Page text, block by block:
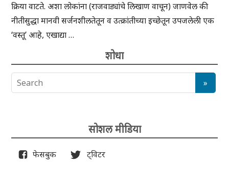
क्रिया वाटते. अशा लोकांना (राजवाड्यांचे लिखाण वाचून) जाणवेल की
नीतीसुद्धा मानवी सर्जनशीलतेतून व उत्क्रांतीच्या इच्छेतून उपजलेली एक
‘वस्तू’ आहे, एखाद्या …
शोधा
सोशल मीडिया
फेसबुक ट्विटर